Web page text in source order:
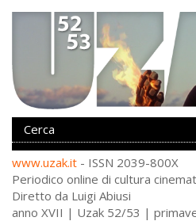
www.uzak.it - ISSN 2039-800X
Periodico online di cultura
Diretto da Luigi Abiusi
anno XVII | Uzak 52/53 |